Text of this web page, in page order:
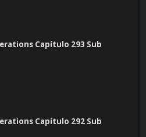
Capítulo 293 Sub
Capítulo 292 Sub